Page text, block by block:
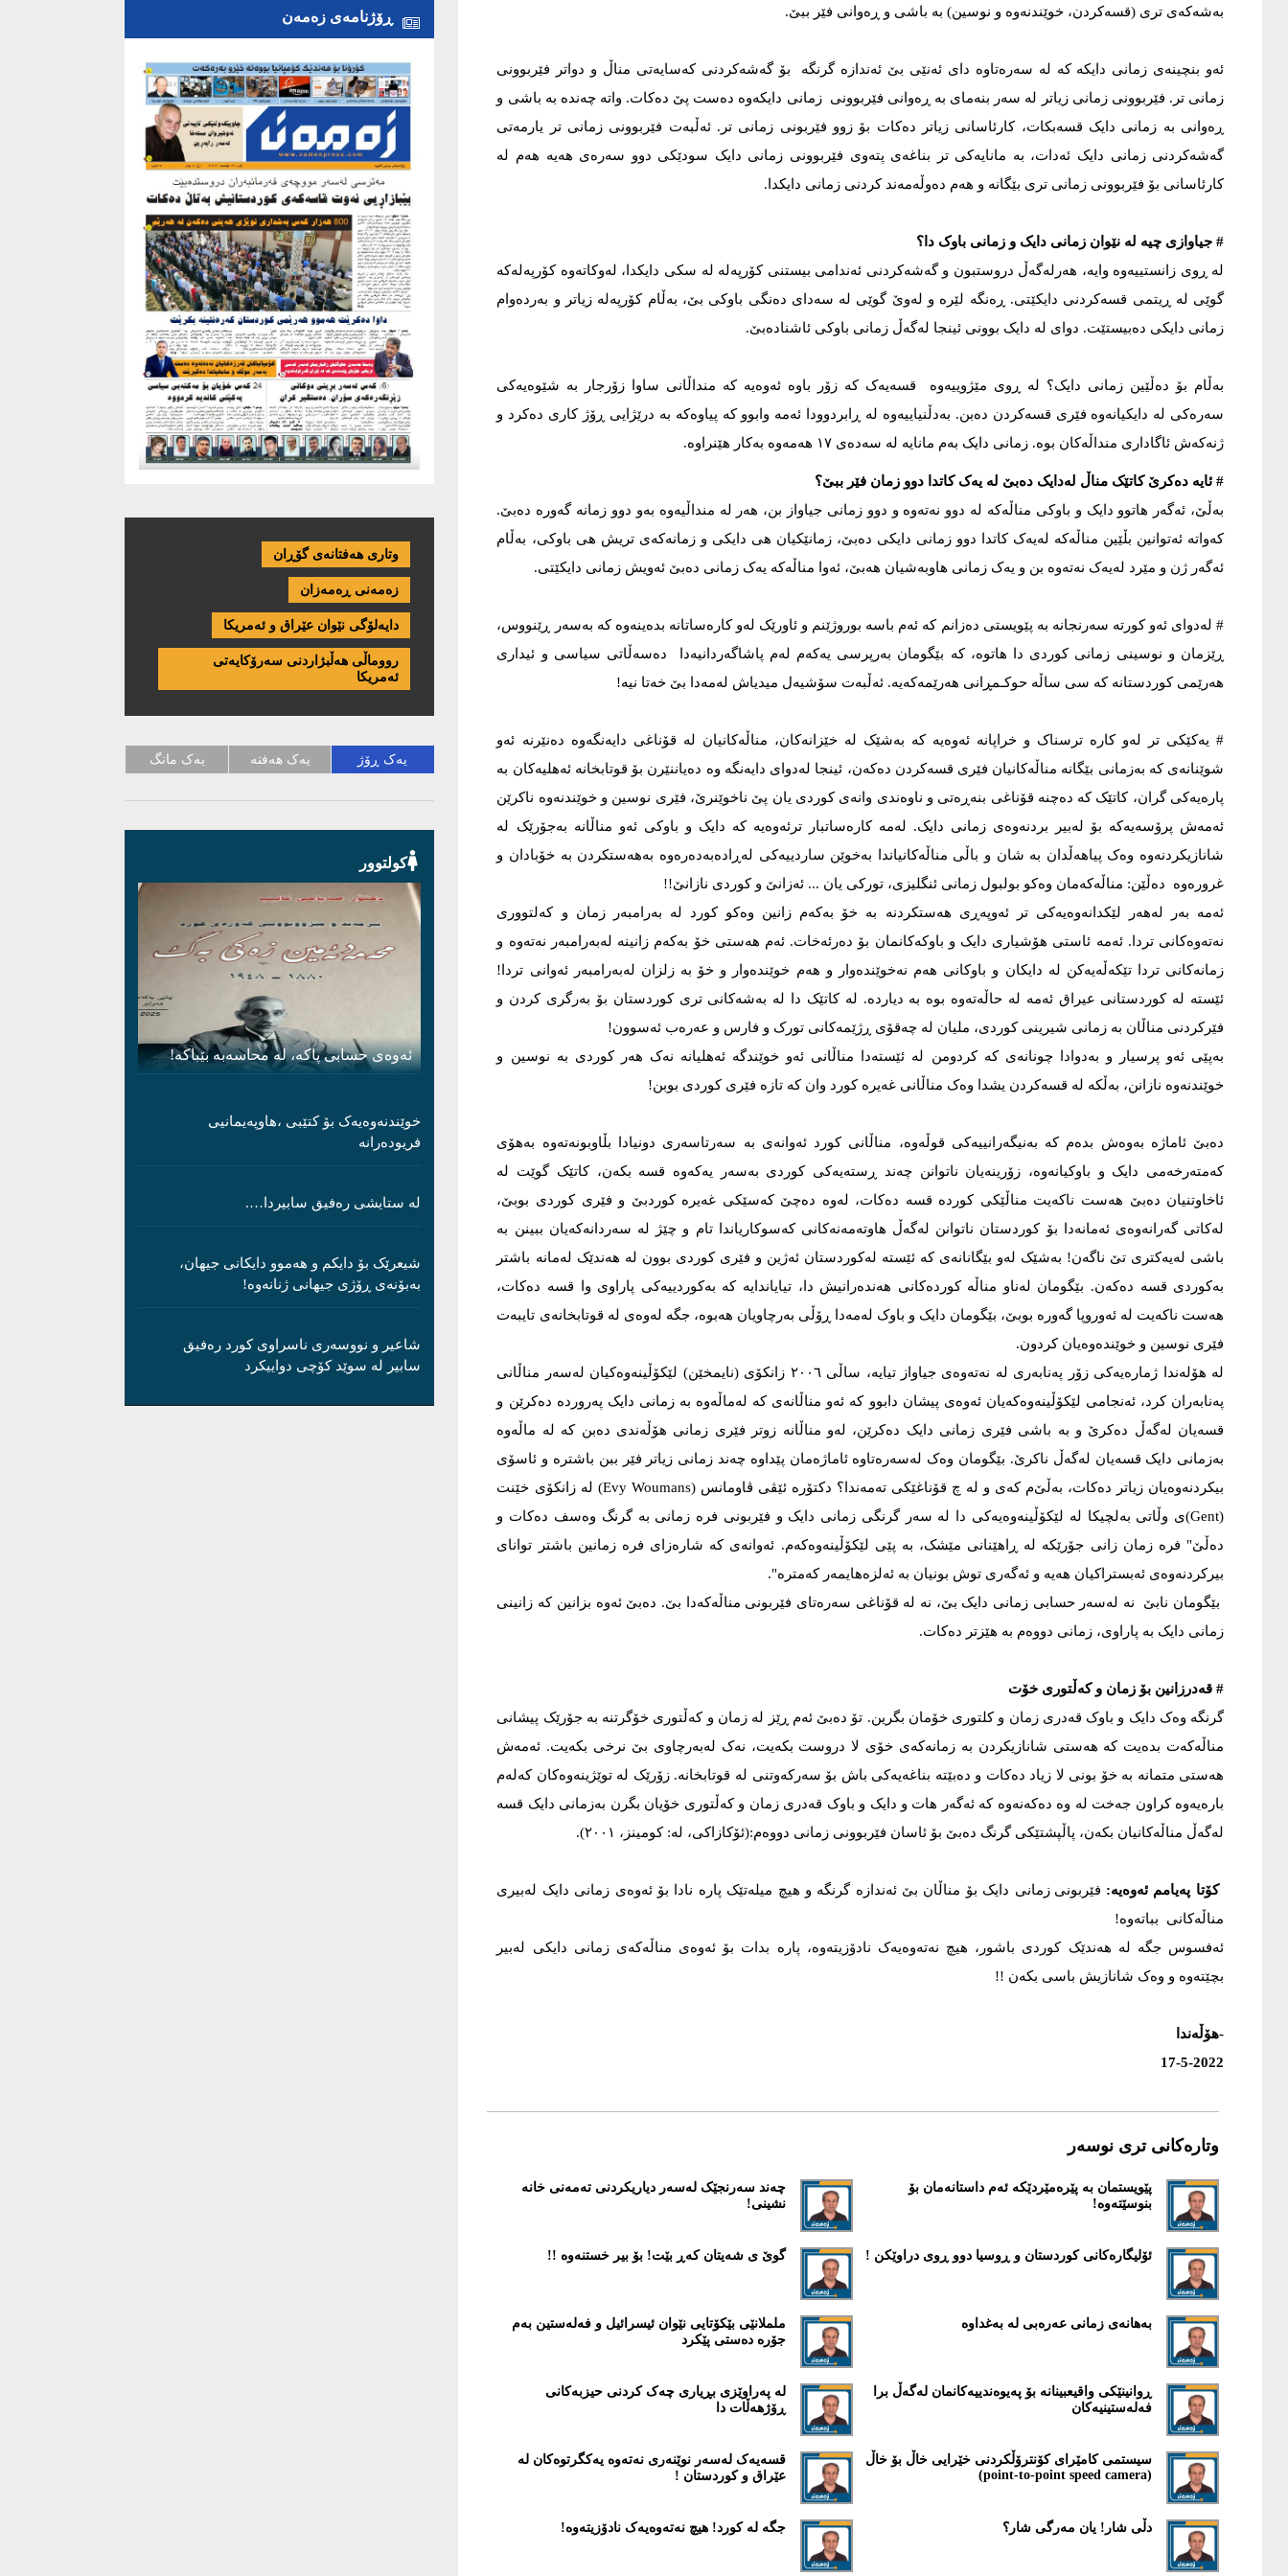
بەشەکەی تری (قسەکردن، خوێندنەوە و نوسین) بە باشی و ڕەوانی فێر ببێ.
ئەو بنچینەی زمانی دایکە کە لە سەرەتاوە دای ئەنێی بێ ئەندازە گرنگە بۆ گەشەکردنی کەسایەتی مناڵ و دواتر فێربوونی
زمانی تر. فێربوونی زمانی زیاتر لە سەر بنەمای بە ڕەوانی فێربوونی زمانی دایکەوە دەست پێ دەکات. واتە چەندە بە باشی و
ڕەوانی بە زمانی دایک قسەبکات، کارئاسانی زیاتر دەکات بۆ زوو فێربونی زمانی تر. ئەڵبەت فێربوونی زمانی تر یارمەتی
گەشەکردنی زمانی دایک ئەدات، بە مانایەکی تر بناغەی پتەوی فێربوونی زمانی دایک سودێکی دوو سەرەی هەیە هەم لە
کارئاسانی بۆ فێربوونی زمانی تری بێگانە و هەم دەوڵەمەند کردنی زمانی دایکدا.
# جیاوازی چیە لە نێوان زمانی دایک و زمانی باوک دا؟
لە ڕوی زانستییەوە وایە، هەرلەگەڵ دروستبون و گەشەکردنی ئەندامی بیستنی کۆرپەلە لە سکی دایکدا، لەوکاتەوە کۆرپەلەکە
گوێی لە ڕیتمی قسەکردنی دایکێتی. ڕەنگە لێرە و لەوێ گوێی لە سەدای دەنگی باوکی بێ، بەڵام کۆرپەلە زیاتر و بەردەوام
زمانی دایکی دەبیستێت. دوای لە دایک بوونی ئینجا لەگەڵ زمانی باوکی ئاشنادەبێ.
بەڵام بۆ دەڵێین زمانی دایک؟ لە ڕوی مێژوییەوە قسەیەک کە زۆر باوە ئەوەیە کە منداڵانی ساوا زۆرجار بە شێوەیەکی
سەرەکی لە دایکیانەوە فێری قسەکردن دەبن. بەدڵنیاییەوە لە ڕابردوودا ئەمە وابوو کە پیاوەکە بە درێژایی ڕۆژ کاری دەکرد و
ژنەکەش ئاگاداری منداڵەکان بوە. زمانی دایک بەم مانایە لە سەدەی ١٧ هەمەوە بەکار هێنراوە.
# ئایە دەکرێ کاتێک مناڵ لەدایک دەبێ لە یەک کاتدا دوو زمان فێر ببێ؟
بەڵێ، ئەگەر هاتوو دایک و باوکی مناڵەکە لە دوو نەتەوە و دوو زمانی جیاواز بن، هەر لە منداڵیەوە بەو دوو زمانە گەورە دەبێ.
کەواتە ئەتوانین بڵێین مناڵەکە لەیەک کاتدا دوو زمانی دایکی دەبێ، زمانێکیان هی دایکی و زمانەکەی تریش هی باوکی، بەڵام
ئەگەر ژن و مێرد لەیەک نەتەوە بن و یەک زمانی هاوبەشیان هەبێ، ئەوا مناڵەکە یەک زمانی دەبێ ئەویش زمانی دایکێتی.
# لەدوای ئەو کورتە سەرنجانە بە پێویستی دەزانم کە ئەم باسە بوروژێنم و ئاورێک لەو کارەساتانە بدەینەوە کە بەسەر ڕێنووس،
ڕێزمان و نوسینی زمانی کوردی دا هاتوە، کە بێگومان بەرپرسی یەکەم لەم پاشاگەردانیەدا دەسەڵاتی سیاسی و ئیداری
هەرێمی کوردستانە کە سی ساڵە حوکـمڕانی هەرێمەکەیە. ئەڵبەت سۆشیەل میدیاش لەمەدا بێ خەتا نیە!
# یەکێکی تر لەو کارە ترسناک و خراپانە ئەوەیە کە بەشێک لە خێزانەکان، مناڵەکانیان لە قۆناغی دایەنگەوە دەنێرنە ئەو
شوێنانەی کە بەزمانی بێگانە مناڵەکانیان فێری قسەکردن دەکەن، ئینجا لەدوای دایەنگە وە دەیاننێرن بۆ قوتابخانە ئەهلیەکان بە
پارەیەکی گران، کاتێک کە دەچنە قۆناغی بنەڕەتی و ناوەندی وانەی کوردی یان پێ ناخوێنرێ، فێری نوسین و خوێندنەوە ناکرێن
ئەمەش پرۆسەیەکە بۆ لەبیر بردنەوەی زمانی دایک. لەمە کارەساتبار ترئەوەیە کە دایک و باوکی ئەو مناڵانە بەجۆرێک لە
شانازیکردنەوە وەک پیاهەڵدان بە شان و باڵی مناڵەکانیاندا بەخوێن ساردییەکی لەڕادەبەدەرەوە بەهەستکردن بە خۆبادان و
غرورەوە دەڵێن: مناڵەکەمان وەکو بولبول زمانی ئنگلیزی، تورکی یان ... ئەزانێ و کوردی نازانێ!!
ئەمە بەر لەهەر لێکدانەوەیەکی تر ئەوپەڕی هەستکردنە بە خۆ بەکەم زانین وەکو کورد لە بەرامبەر زمان و کەلتووری
نەتەوەکانی تردا. ئەمە ئاستی هۆشیاری دایک و باوکەکانمان بۆ دەرئەخات. ئەم هەستی خۆ بەکەم زانینە لەبەرامبەر نەتەوە و
زمانەکانی تردا تێکەڵەیەکن لە دایکان و باوکانی هەم نەخوێندەوار و هەم خوێندەوار و خۆ بە زلزان لەبەرامبەر ئەوانی تردا!
ئێستە لە کوردستانی عیراق ئەمە لە حاڵەتەوە بوە بە دیاردە. لە کاتێک دا لە بەشەکانی تری کوردستان بۆ بەرگری کردن و
فێرکردنی مناڵان بە زمانی شیرینی کوردی، ملیان لە چەقۆی ڕژێمەکانی تورک و فارس و عەرەب ئەسوون!
بەپێی ئەو پرسیار و بەدوادا چونانەی کە کردومن لە ئێستەدا مناڵانی ئەو خوێندگە ئەهلیانە نەک هەر کوردی بە نوسین و
خوێندنەوە نازانن، بەڵکە لە قسەکردن یشدا وەک مناڵانی غەیرە کورد وان کە تازە فێری کوردی بوبن!
دەبێ ئاماژە بەوەش بدەم کە بەنیگەرانییەکی قوڵەوە، مناڵانی کورد ئەوانەی بە سەرتاسەری دونیادا بڵاوبونەتەوە بەهۆی
کەمتەرخەمی دایک و باوکیانەوە، زۆرینەیان ناتوانن چەند ڕستەیەکی کوردی بەسەر یەکەوە قسە بکەن، کاتێک گوێت لە
ئاخاوتنیان دەبێ هەست ناکەیت مناڵێکی کوردە قسە دەکات، لەوە دەچێ کەسێکی غەیرە کوردبێ و فێری کوردی بوبێ،
لەکاتی گەرانەوەی ئەمانەدا بۆ کوردستان ناتوانن لەگەڵ هاوتەمەنەکانی کەسوکاریاندا تام و چێژ لە سەردانەکەیان ببینن بە
باشی لەیەکتری تێ ناگەن! بەشێک لەو بێگانانەی کە ئێستە لەکوردستان ئەژین و فێری کوردی بوون لە هەندێک لەمانە باشتر
بەکوردی قسە دەکەن. بێگومان لەناو مناڵە کوردەکانی هەندەرانیش دا، تیایاندایە کە بەکوردییەکی پاراوی وا قسە دەکات،
هەست ناکەیت لە ئەوروپا گەورە بوبێ، بێگومان دایک و باوک لەمەدا ڕۆڵی بەرچاویان هەبوە، جگە لەوەی لە قوتابخانەی تایبەت
فێری نوسین و خوێندەوەیان کردون.
لە هۆلەندا ژمارەیەکی زۆر پەنابەری لە نەتەوەی جیاواز تیایە، ساڵی ٢٠٠٦ زانکۆی (نایمخێن) لێکۆڵینەوەکیان لەسەر مناڵانی
پەنابەران کرد، ئەنجامی لێکۆڵینەوەکەیان ئەوەی پیشان دابوو کە ئەو مناڵانەی کە لەماڵەوە بە زمانی دایک پەروردە دەکرێن و
قسەیان لەگەڵ دەکرێ و بە باشی فێری زمانی دایک دەکرێن، لەو مناڵانە زوتر فێری زمانی هۆڵەندی دەبن کە لە ماڵەوە
بەزمانی دایک قسەیان لەگەڵ ناکرێ. بێگومان وەک لەسەرەتاوە ئاماژەمان پێداوە چەند زمانی زیاتر فێر ببن باشترە و ئاسۆی
بیکردنەوەیان زیاتر دەکات، بەڵێ‌م کەی و لە چ قۆناغێکی تەمەندا؟ دکتۆرە ئێڤی ڤاومانس (Evy Woumans) لە زانکۆی خێنت
(Gent)ی وڵاتی بەلچیکا لە لێکۆڵینەوەیەکی دا لە سەر گرنگی زمانی دایک و فێربونی فرە زمانی بە گرنگ وەسف دەکات و
دەڵێ" فرە زمان زانی جۆرێکە لە ڕاهێنانی مێشک، بە پێی لێکۆڵینەوەکەم. ئەوانەی کە شارەزای فرە زمانین باشتر توانای
بیرکردنەوەی ئەبستراکیان هەیە و ئەگەری توش بونیان بە ئەلزەهایمەر کەمترە".
بێگومان نابێ نە لەسەر حسابی زمانی دایک بێ، نە لە قۆناغی سەرەتای فێربونی مناڵەکەدا بێ. دەبێ ئەوە بزانین کە زانینی
زمانی دایک بە پاراوی، زمانی دووەم بە هێزتر دەکات.
# قەدرزانین بۆ زمان و کەڵتوری خۆت
گرنگە وەک دایک و باوک قەدری زمان و کلتوری خۆمان بگرین. تۆ دەبێ ئەم ڕێز لە زمان و کەڵتوری خۆگرتنە بە جۆرێک پیشانی
مناڵەکەت بدەیت کە هەستی شانازیکردن بە زمانەکەی خۆی لا دروست بکەیت، نەک لەبەرچاوی بێ نرخی بکەیت. ئەمەش
هەستی متمانە بە خۆ بونی لا زیاد دەکات و دەبێتە بناغەیەکی باش بۆ سەرکەوتنی لە قوتابخانە. زۆرێک لە توێژینەوەکان کەلەم
بارەیەوە کراون جەخت لە وە دەکەنەوە کە ئەگەر هات و دایک و باوک قەدری زمان و کەڵتوری خۆیان بگرن بەزمانی دایک قسە
لەگەڵ مناڵەکانیان بکەن، پاڵپشتێکی گرنگ دەبێ بۆ ئاسان فێربوونی زمانی دووەم:(ئۆکازاکی، لە: کومینز، ٢٠٠١).
کۆتا پەیامم ئەوەیە: فێربونی زمانی دایک بۆ مناڵان بێ ئەندازە گرنگە و هیچ میلەتێک پارە نادا بۆ ئەوەی زمانی دایک لەبیری
مناڵەکانی بباتەوە!
ئەفسوس جگە لە هەندێک کوردی باشور، هیچ نەتەوەیەک نادۆزیتەوە، پارە بدات بۆ ئەوەی مناڵەکەی زمانی دایکی لەبیر
بچێتەوە و وەک شانازیش باسی بکەن !!
-هۆڵەندا
17-5-2022
وتارەکانی تری نوسەر
پێویستمان بە پێرەمێردێکە ئەم داستانەمان بۆ
بنوسێتەوە!
چەند سەرنجێک لەسەر دیاریکردنی تەمەنی خانە
نشینی!
ئۆلیگارەکانی کوردستان و ڕوسیا دوو ڕوی دراوێکن ! گوێ ی شەیتان کەڕ بێت! بۆ بیر خستنەوە !!
بەهانەی زمانی عەرەبی لە بەغداوە
ململانێی بێکۆتایی نێوان ئیسرائیل و فەلەستین بەم
جۆرە دەستی پێکرد
ڕوانینێکی واقیعبینانە بۆ پەیوەندییەکانمان لەگەڵ برا
فەلەستینیەکان
لە پەراوێزی بڕیاری چەک کردنی حیزبەکانی
ڕۆژهەڵات دا
سیستمی کامێرای کۆنترۆڵکردنی خێرایی خاڵ بۆ خاڵ
(point-to-point speed camera)
قسەیەک لەسەر نوێنەری نەتەوە یەکگرتوەکان لە
عێراق و کوردستان !
دڵی شار! یان مەرگی شار؟ جگە لە کورد! هیچ نەتەوەیەک نادۆزیتەوە!
ڕۆژنامەی زەمەن
وتاری هەفتانەی گۆڕان
زەمەنی ڕەمەزان
دایەلۆگی نێوان عێراق و ئەمریكا
رووماڵی هەڵبژاردنی سەرۆکایەتی
ئەمریکا
یەک ڕۆژ یەک هەفتە یەک مانگ
کولتوور
ئەوەی حسابی پاکە، لە محاسەبە بێباکە!
خوێندنەوەیەک بۆ کتێبی ،هاوپەیمانیی
فریودەرانە
لە ستایشی رەفیق سابیردا….
شیعرێک بۆ دایکم و ھەموو دایکانی جیھان،
بەبۆنەی ڕۆژی جیھانی ژنانەوە!
شاعیر و نووسەری ناسراوی کورد رەفیق
سابیر لە سوێد کۆچی دواییکرد